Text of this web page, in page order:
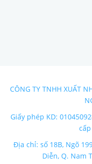
CÔNG TY TNHH XUẤT
Giấy phép KD:
Địa chỉ: số 18B, Ngõ
Diễn, Q. Nam